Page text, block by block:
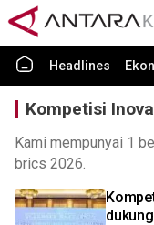
Headlines
Kompetisi
Kami mempunyai 1
brics 2026.